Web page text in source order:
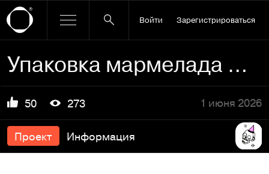
Войти Зарегистрироваться
Упаковка мармелада CHIWA от CHI-WA-WA
50 273 1 июня 2026
Проект Информация